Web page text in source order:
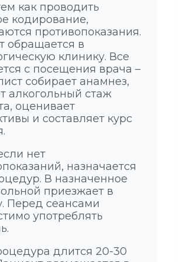
как проводить
кодирование,
противопоказания.
обращается в
клинику. Все
с посещения врача –
собирает анамнез,
алкогольный стаж
оценивает
и составляет курс
нет
назначается
В назначенное
приезжает в
Перед сеансами
употреблять
длится 20-30